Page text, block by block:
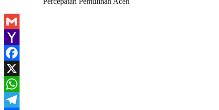
Gmail
Yahoo
Mail
Facebook
X
WhatsApp